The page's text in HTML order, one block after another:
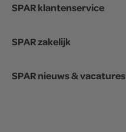
SPAR klantenservice
SPAR zakelijk
SPAR nieuws & vacatures